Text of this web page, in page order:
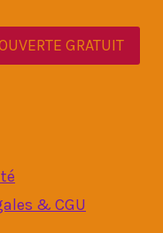
GRATUIT
& CGU